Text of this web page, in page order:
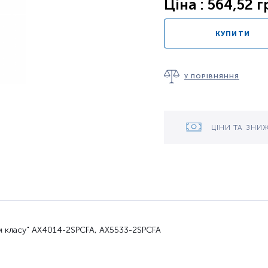
Ціна : 564,52
КУПИТИ
У ПОРІВНЯННЯ
ЦІНИ ТА
AX4014-2SPCFA, AX5533-2SPCFA